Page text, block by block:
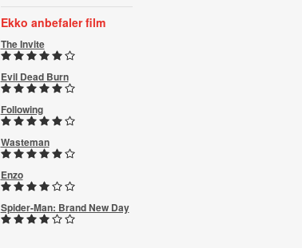
Ekko anbefaler film
The Invite
Evil Dead Burn
Following
Wasteman
Enzo
Spider-Man: Brand New Day